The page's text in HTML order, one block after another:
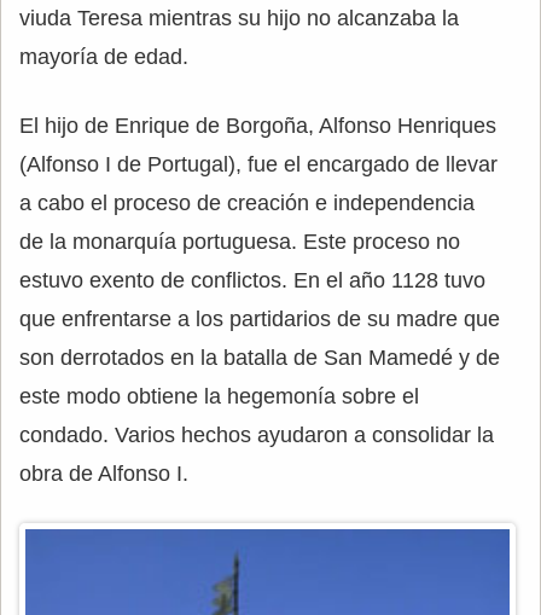
viuda Teresa mientras su hijo no alcanzaba la
mayoría de edad.
El hijo de Enrique de Borgoña, Alfonso Henriques
(Alfonso I de Portugal), fue el encargado de llevar
a cabo el proceso de creación e independencia
de la monarquía portuguesa. Este proceso no
estuvo exento de conflictos. En el año 1128 tuvo
que enfrentarse a los partidarios de su madre que
son derrotados en la batalla de San Mamedé y de
este modo obtiene la hegemonía sobre el
condado. Varios hechos ayudaron a consolidar la
obra de Alfonso I.